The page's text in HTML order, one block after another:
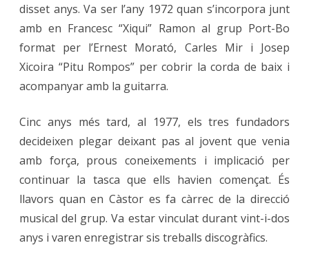
disset anys. Va ser l’any 1972 quan s’incorpora junt
amb en Francesc “Xiqui” Ramon al grup Port-Bo
format per l’Ernest Morató, Carles Mir i Josep
Xicoira “Pitu Rompos” per cobrir la corda de baix i
acompanyar amb la guitarra.
Cinc anys més tard, al 1977, els tres fundadors
decideixen plegar deixant pas al jovent que venia
amb força, prous coneixements i implicació per
continuar la tasca que ells havien començat. És
llavors quan en Càstor es fa càrrec de la direcció
musical del grup. Va estar vinculat durant vint-i-dos
anys i varen enregistrar sis treballs discogràfics.